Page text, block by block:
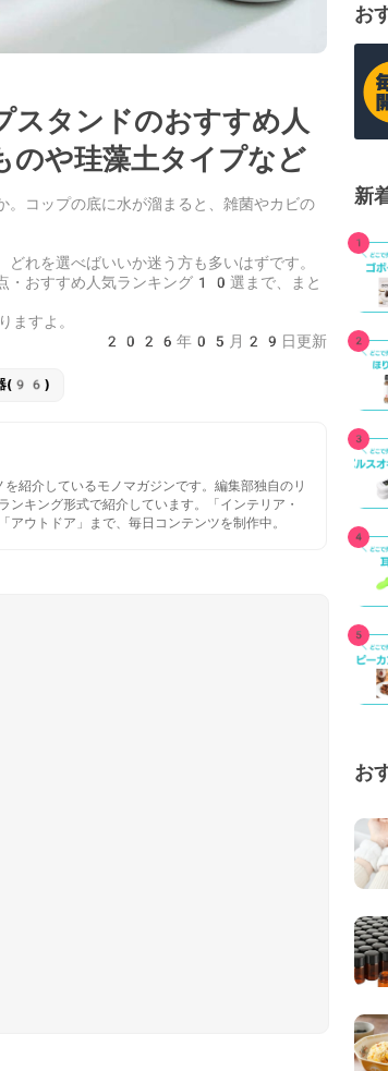
タンドのおすすめ人
や珪藻土タイプなど
コップの底に水が溜まると、雑菌やカビの
れを選べばいいか迷う方も多いはずです。
・おすすめ人気ランキング10選まで、まと
ますよ。
2026年05月29日更新
(96)
紹介しているモノマガジンです。編集部独自のリ
キング形式で紹介しています。「インテリア・
ウトドア」まで、毎日コンテンツを制作中。
お
新
お